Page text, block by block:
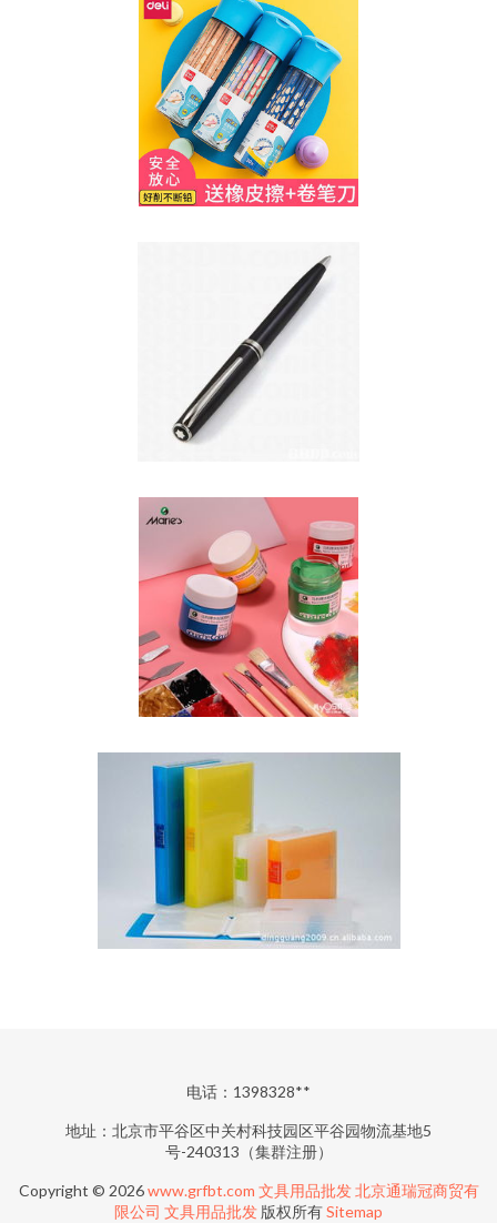
电话：1398328**
地址：北京市平谷区中关村科技园区平谷园物流基地5
号-240313（集群注册）
Copyright © 2026www.grfbt.com 文具用品批发 北京通瑞冠商贸有
限公司 文具用品批发 版权所有Sitemap